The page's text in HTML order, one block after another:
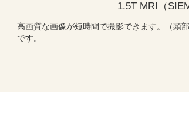
1.5T MRI（
高画質な画像が短時間で撮影できます。（頭
です。